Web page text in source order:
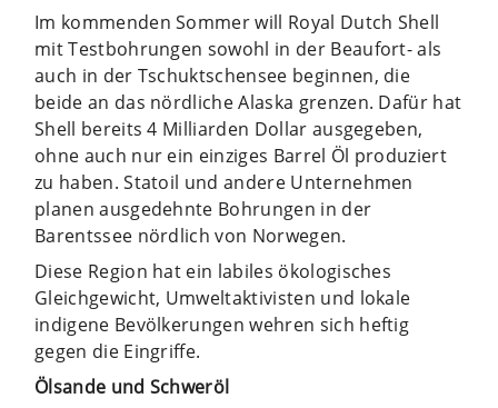
Im kommenden Sommer will Royal Dutch Shell
mit Testbohrungen sowohl in der Beaufort- als
auch in der Tschuktschensee beginnen, die
beide an das nördliche Alaska grenzen. Dafür hat
Shell bereits 4 Milliarden Dollar ausgegeben,
ohne auch nur ein einziges Barrel Öl produziert
zu haben. Statoil und andere Unternehmen
planen ausgedehnte Bohrungen in der
Barentssee nördlich von Norwegen.
Diese Region hat ein labiles ökologisches
Gleichgewicht, Umweltaktivisten und lokale
indigene Bevölkerungen wehren sich heftig
gegen die Eingriffe.
Ölsande und Schweröl